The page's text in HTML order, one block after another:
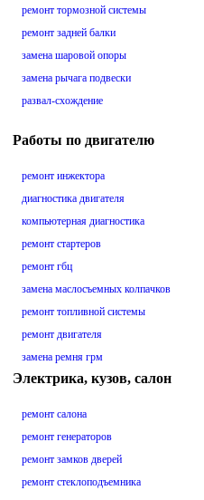
ремонт тормозной системы
ремонт задней балки
замена шаровой опоры
замена рычага подвески
развал-схождение
Работы по двигателю
ремонт инжектора
диагностика двигателя
компьютерная диагностика
ремонт стартеров
ремонт гбц
замена маслосъемных колпачков
ремонт топливной системы
ремонт двигателя
замена ремня грм
Электрика, кузов, салон
ремонт салона
ремонт генераторов
ремонт замков дверей
ремонт стеклоподъемника